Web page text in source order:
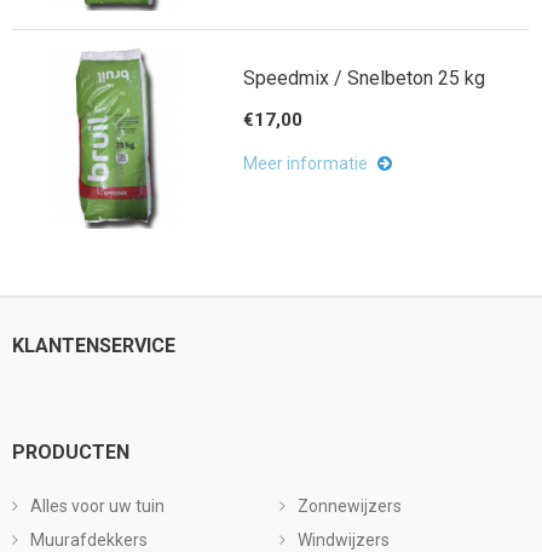
Speedmix / Snelbeton 25 kg
€17,00
Meer informatie
KLANTENSERVICE
PRODUCTEN
Alles voor uw tuin
Muurafdekkers
Zonnewijzers
Windwijzers